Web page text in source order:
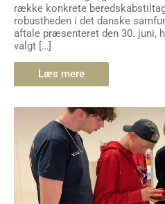
række konkrete
robustheden i det danske
aftale præsenteret den 30. juni,
valgt […]
Læs mere